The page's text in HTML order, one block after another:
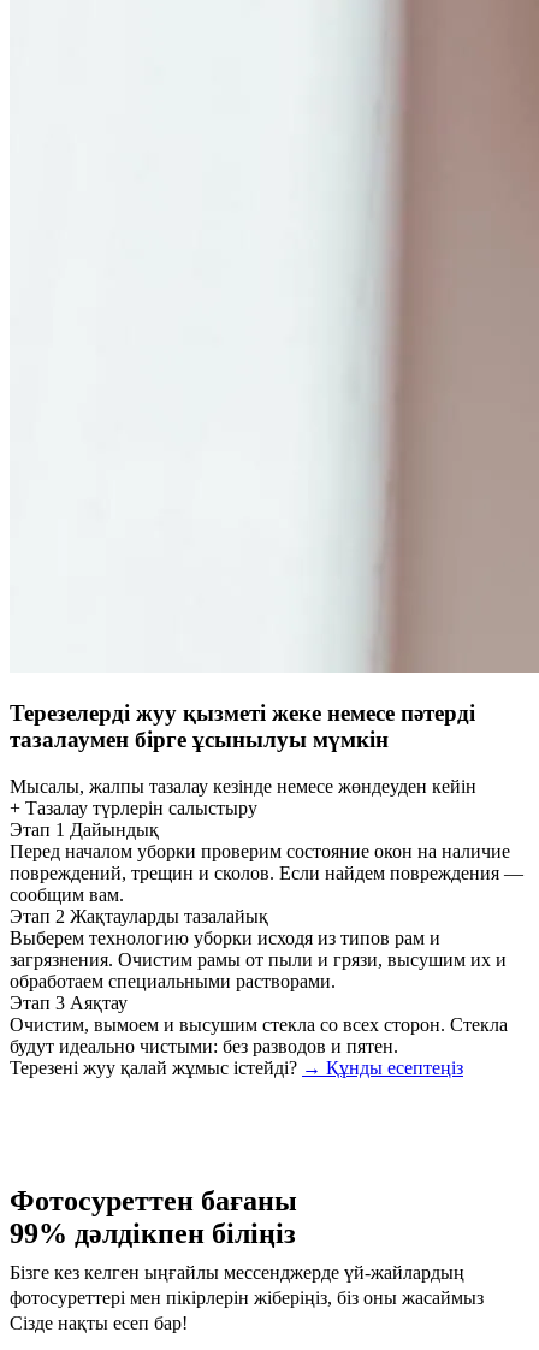
Терезелерді жуу қызметі жеке немесе пәтерді
тазалаумен бірге ұсынылуы мүмкін
Мысалы, жалпы тазалау кезінде немесе жөндеуден кейін
+ Тазалау түрлерін салыстыру
Этап 1 Дайындық
Перед началом уборки проверим состояние окон на наличие
повреждений, трещин и сколов. Если найдем повреждения —
сообщим вам.
Этап 2 Жақтауларды тазалайық
Выберем технологию уборки исходя из типов рам и
загрязнения. Очистим рамы от пыли и грязи, высушим их и
обработаем специальными растворами.
Этап 3 Аяқтау
Очистим, вымоем и высушим стекла со всех сторон. Стекла
будут идеально чистыми: без разводов и пятен.
Терезені жуу қалай жұмыс істейді? → Құнды есептеңіз
Фотосуреттен бағаны
99% дәлдікпен біліңіз
Бізге кез келген ыңғайлы мессенджерде үй-жайлардың
фотосуреттері мен пікірлерін жіберіңіз, біз оны жасаймыз
Сізде нақты есеп бар!